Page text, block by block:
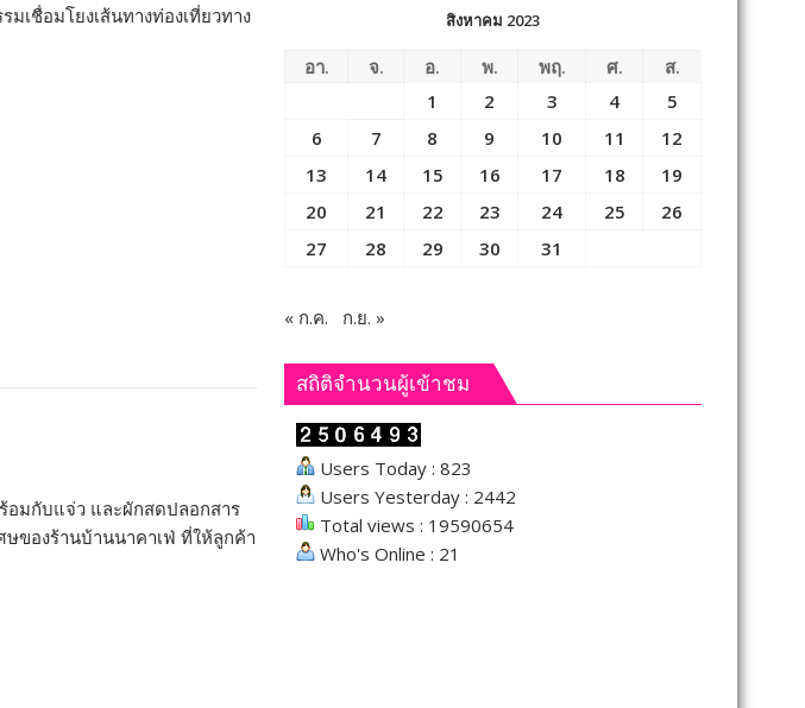
มเชื่อมโยงเส้นทางท่องเที่ยวทาง
อมกับแจ่ว และผักสดปลอกสาร
ษของร้านบ้านนาคาเฟ่ ที่ให้ลูกค้า
สิงหาคม 2023
อา. จ. อ. พ. พฤ. ศ.
ส.
1
2 3 4
5
6
7 8 9 10 11
12
13
14 15 16 17 18
19
20
21 22 23 24 25
26
27
28 29 30 31
« ก.ค. ก.ย. »
สถิติจำนวนผู้เข้าชม
Users Today : 823
Users Yesterday : 2442
Total views : 19590654
Who's Online : 21